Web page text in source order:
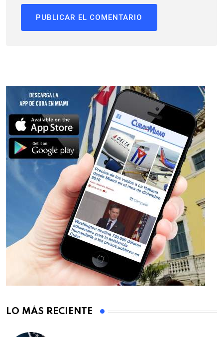
LO MÁS RECIENTE